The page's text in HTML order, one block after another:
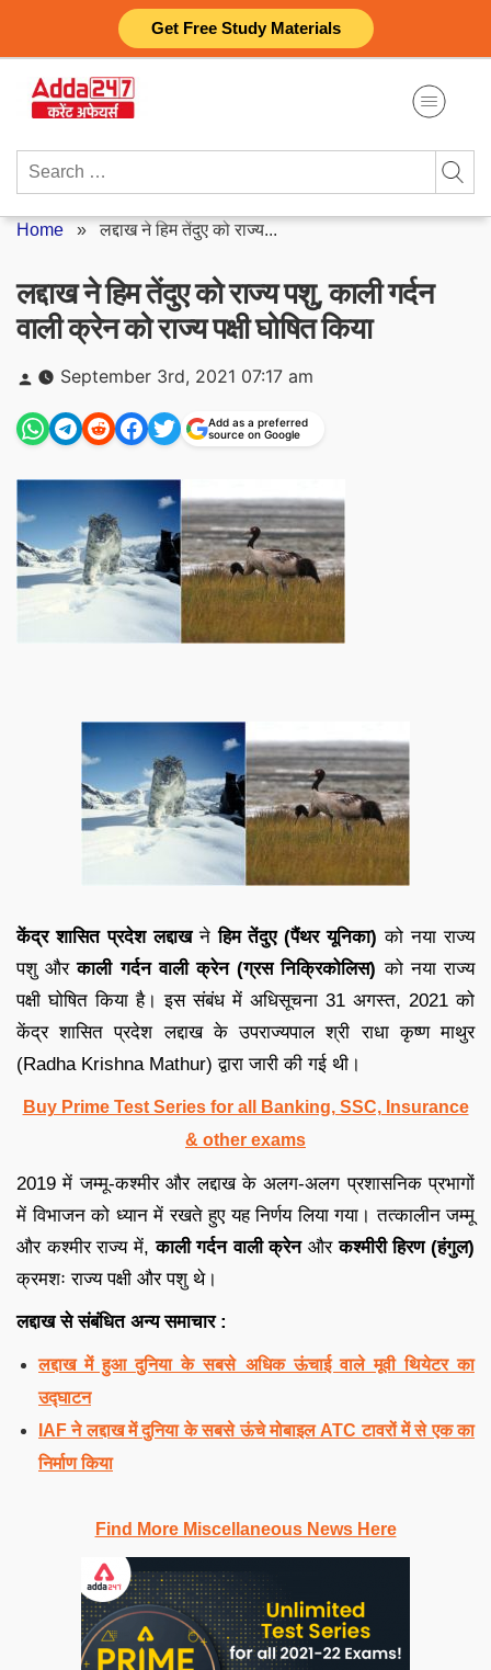
Get Free Study Materials
content
Search
Home »लद्दाख ने हिम तेंदुए को राज्य...
लद्दाख ने हिम तेंदुए को राज्य पशु, काली गर्दन
वाली क्रेन को राज्य पक्षी घोषित किया
Posted
by
September 3rd, 2021 07:17 am
Add as a preferred
source on Google
केंद्र शासित प्रदेश लद्दाखनेहिम तेंदुए (पैंथर यूनिका) को नया राज्य
पशु औरकाली गर्दन वाली क्रेन (ग्रस निक्रिकोलिस) को नया राज्य
पक्षी घोषित किया है। इस संबंध में अधिसूचना 31 अगस्त, 2021 को
केंद्र शासित प्रदेश लद्दाख के उपराज्यपाल श्री राधा कृष्ण माथुर
(Radha Krishna Mathur) द्वारा जारी की गई थी।
Buy Prime Test Series for all Banking, SSC, Insurance
& other exams
2019 में जम्मू-कश्मीर और लद्दाख के अलग-अलग प्रशासनिक प्रभागों
में विभाजन को ध्यान में रखते हुए यह निर्णय लिया गया। तत्कालीन जम्मू
और कश्मीर राज्य में,काली गर्दन वाली क्रेनऔरकश्मीरी हिरण (हंगुल)
क्रमशः राज्य पक्षी और पशु थे।
लद्दाखसे संबंधित अन्य समाचार :
लद्दाख में हुआ दुनिया के सबसे अधिक ऊंचाई वाले मूवी थियेटर का
उद्घाटन
IAF ने लद्दाख में दुनिया के सबसे ऊंचे मोबाइल ATC टावरों में से एक का
निर्माण किया
Find More Miscellaneous News Here